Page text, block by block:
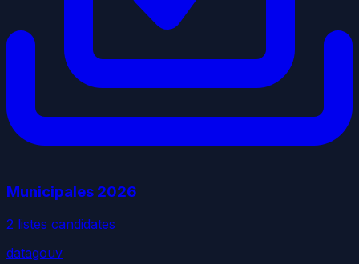
Municipales 2026
2 listes candidates
datagouv